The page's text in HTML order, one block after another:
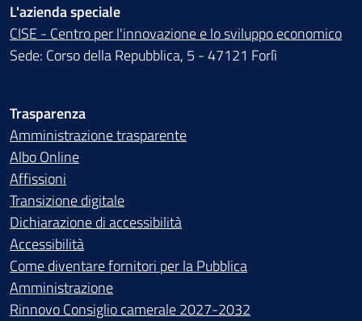
L'azienda speciale
CISE - Centro per l'innovazione e lo sviluppo economico
Sede: Corso della Repubblica, 5 - 47121 Forlì
Trasparenza
Amministrazione trasparente
Albo Online
Affissioni
Transizione digitale
Dichiarazione di accessibilità
Accessibilità
Come diventare fornitori per la Pubblica
Amministrazione
Rinnovo Consiglio camerale 2027-2032